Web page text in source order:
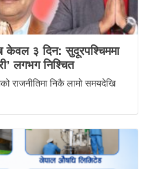
केवल ३ दिन: सुदूरपश्चिममा
लगभग निश्चित
राजनीतिमा निकै लामो समयदेखि